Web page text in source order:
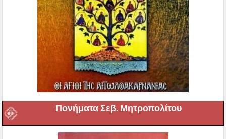
Πονήματα Σεβ. Μητροπολίτου